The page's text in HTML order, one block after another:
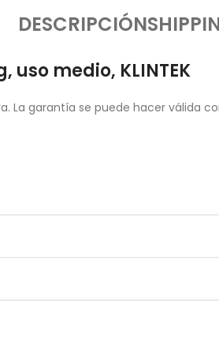
DESCRIPCIÓN
medio, KLINTEK
garantía se puede hacer válida